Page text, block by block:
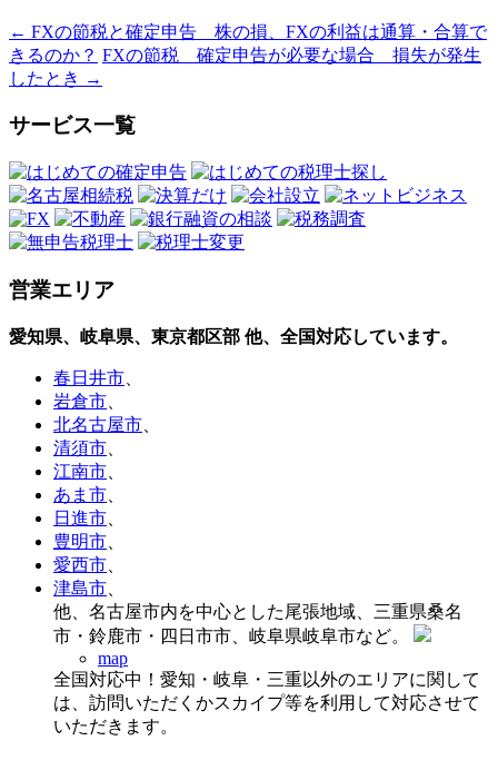
← FXの節税と確定申告 株の損、FXの利益は通算・合算で
きるのか？ FXの節税 確定申告が必要な場合 損失が発生
したとき →
サービス一覧
営業エリア
愛知県、岐阜県、東京都区部 他、全国対応しています。
春日井市
岩倉市
北名古屋市
清須市
江南市
あま市
日進市
豊明市
愛西市
津島市
他、名古屋市内を中心とした尾張地域、三重県桑名
市・鈴鹿市・四日市市、岐阜県岐阜市など。
map
全国対応中！愛知・岐阜・三重以外のエリアに関して
は、訪問いただくかスカイプ等を利用して対応させて
いただきます。